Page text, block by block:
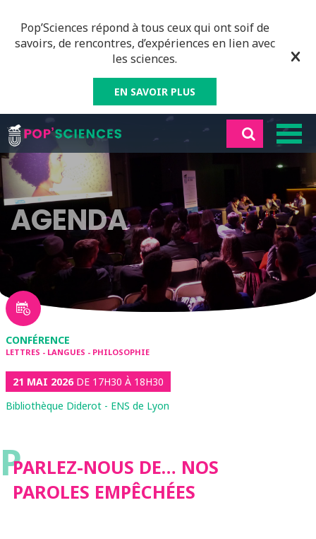
Pop’Sciences répond à tous ceux qui ont soif de
savoirs, de rencontres, d’expériences en lien avec
les sciences.
EN SAVOIR PLUS
AGENDA
CONFÉRENCE
LETTRES - LANGUES - PHILOSOPHIE
21 MAI 2026DE 17H30 À 18H30
Bibliothèque Diderot - ENS de Lyon
PPARLEZ-NOUS DE… NOS
PAROLES EMPÊCHÉES